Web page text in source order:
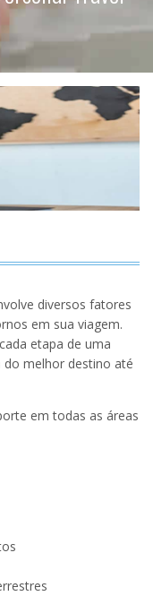
diversos fatores
em sua viagem.
etapa de uma
melhor destino até
em todas as áreas